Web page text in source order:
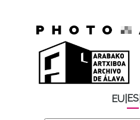
EU ES